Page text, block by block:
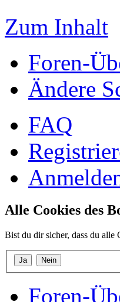
Zum Inhalt
Foren-
Ändere
FAQ
Alle Cookies des
Bist du dir sicher, dass du alle
Foren-